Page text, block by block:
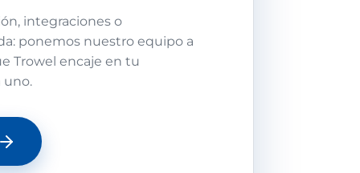
integraciones o
ponemos nuestro equipo a
Trowel encaje en tu
uno.